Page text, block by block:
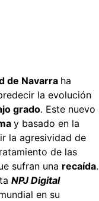
de Navarra ha
la evolución
grado. Este nuevo
y basado en la
la agresividad de
de las
sufran una recaída.
NPJ Digital
en su